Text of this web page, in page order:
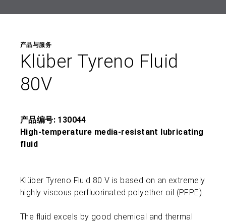
产品与服务
Klüber Tyreno Fluid
80V
产品编号: 130044
High-temperature media-resistant lubricating
fluid
Klüber Tyreno Fluid 80 V is based on an extremely
highly viscous perfluorinated polyether oil (PFPE).
The fluid excels by good chemical and thermal